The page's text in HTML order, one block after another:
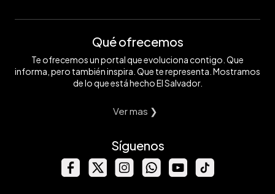
Qué ofrecemos
Te ofrecemos un portal que evoluciona contigo. Que
informa, pero también inspira. Que te representa. Mostramos
de lo que está hecho El Salvador.
Ver mas ❯
Síguenos